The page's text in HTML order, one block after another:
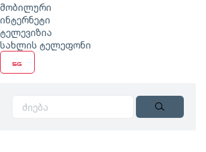
მობილური
ინტერნეტი
ტელევიზია
სახლის ტელეფონი